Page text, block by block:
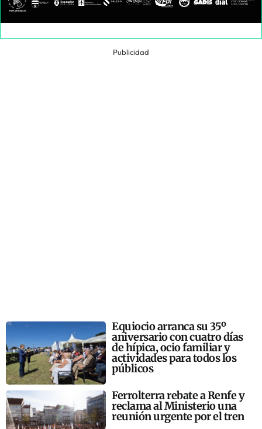
Publicidad
Equiocio arranca su 35º
aniversario con cuatro días
de hípica, ocio familiar y
actividades para todos los
públicos
Ferrolterra rebate a Renfe y
reclama al Ministerio una
reunión urgente por el tren